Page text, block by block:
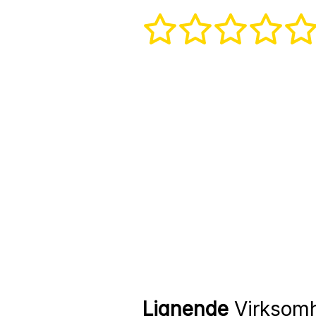
Lignende